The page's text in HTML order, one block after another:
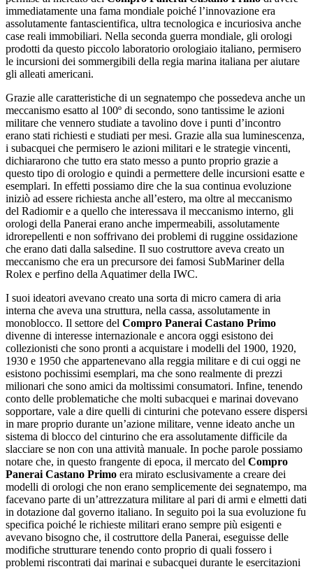
immediatamente una fama mondiale poiché l’innovazione era
assolutamente fantascientifica, ultra tecnologica e incuriosiva anche
case reali immobiliari. Nella seconda guerra mondiale, gli orologi
prodotti da questo piccolo laboratorio orologiaio italiano, permisero
le incursioni dei sommergibili della regia marina italiana per aiutare
gli alleati americani.
Grazie alle caratteristiche di un segnatempo che possedeva anche un
meccanismo esatto al 100º di secondo, sono tantissime le azioni
militare che vennero studiate a tavolino dove i punti d’incontro
erano stati richiesti e studiati per mesi. Grazie alla sua luminescenza,
i subacquei che permisero le azioni militari e le strategie vincenti,
dichiararono che tutto era stato messo a punto proprio grazie a
questo tipo di orologio e quindi a permettere delle incursioni esatte e
esemplari. In effetti possiamo dire che la sua continua evoluzione
iniziò ad essere richiesta anche all’estero, ma oltre al meccanismo
del Radiomir e a quello che interessava il meccanismo interno, gli
orologi della Panerai erano anche impermeabili, assolutamente
idrorepellenti e non soffrivano dei problemi di ruggine ossidazione
che erano dati dalla salsedine. Il suo costruttore aveva creato un
meccanismo che era un precursore dei famosi SubMariner della
Rolex e perfino della Aquatimer della IWC.
I suoi ideatori avevano creato una sorta di micro camera di aria
interna che aveva una struttura, nella cassa, assolutamente in
monoblocco. Il settore del Compro Panerai Castano Primo
divenne di interesse internazionale e ancora oggi esistono dei
collezionisti che sono pronti a acquistare i modelli del 1900, 1920,
1930 e 1950 che appartenevano alla reggia militare e di cui oggi ne
esistono pochissimi esemplari, ma che sono realmente di prezzi
milionari che sono amici da moltissimi consumatori. Infine, tenendo
conto delle problematiche che molti subacquei e marinai dovevano
sopportare, vale a dire quelli di cinturini che potevano essere dispersi
in mare proprio durante un’azione militare, venne ideato anche un
sistema di blocco del cinturino che era assolutamente difficile da
slacciare se non con una attività manuale. In poche parole possiamo
notare che, in questo frangente di epoca, il mercato del Compro
Panerai Castano Primo era mirato esclusivamente a creare dei
modelli di orologi che non erano semplicemente dei segnatempo, ma
facevano parte di un’attrezzatura militare al pari di armi e elmetti dati
in dotazione dal governo italiano. In seguito poi la sua evoluzione fu
specifica poiché le richieste militari erano sempre più esigenti e
avevano bisogno che, il costruttore della Panerai, eseguisse delle
modifiche strutturare tenendo conto proprio di quali fossero i
problemi riscontrati dai marinai e subacquei durante le esercitazioni